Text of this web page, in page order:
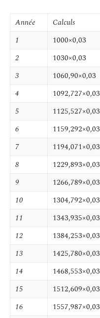
Année Calculs
1
1000×0,03
2
1030×0,03
3
1060,90×0,03
4
1092,727×0,03
5
1125,527×0,03
6
1159,292×0,03
7
1194,071×0,03
8
1229,893×0,03
9
1266,789×0,03
10
1304,792×0,03
11
1343,935×0,03
12
1384,253×0,03
13
1425,780×0,03
14
1468,553×0,03
15
1512,609×0,03
16
1557,987×0,03